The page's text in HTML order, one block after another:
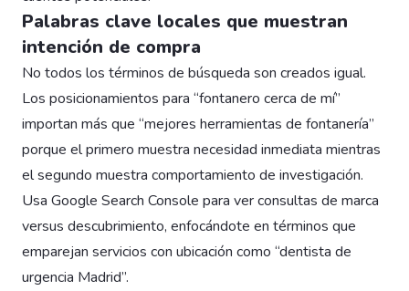
Palabras clave locales que muestran
intención de compra
No todos los términos de búsqueda son creados igual.
Los posicionamientos para “fontanero cerca de mí”
importan más que “mejores herramientas de fontanería”
porque el primero muestra necesidad inmediata mientras
el segundo muestra comportamiento de investigación.
Usa Google Search Console para ver consultas de marca
versus descubrimiento, enfocándote en términos que
emparejan servicios con ubicación como “dentista de
urgencia Madrid”.